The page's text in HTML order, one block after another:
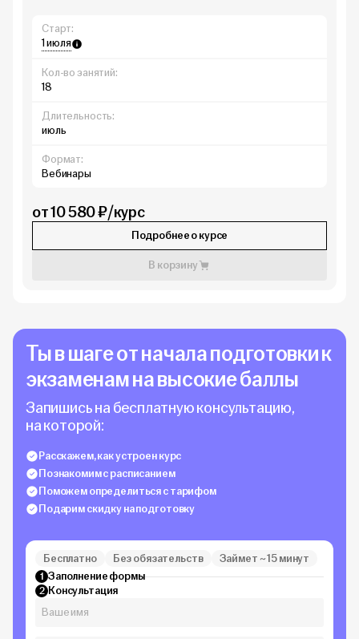
Старт:
1 июля
Кол-во занятий:
18
Длительность:
июль
Формат:
Вебинары
от 10 580 ₽/курс
Подробнее о курсе
В корзину
Ты в шаге от начала подготовки к
экзаменам на высокие баллы
Запишись на бесплатную консультацию,
на которой:
Расскажем, как устроен курс
Познакомим с расписанием
Поможем определиться с тарифом
Подарим скидку на подготовку
Бесплатно Без обязательств Займет ~ 15 минут
1 Заполнение формы
2 Консультация